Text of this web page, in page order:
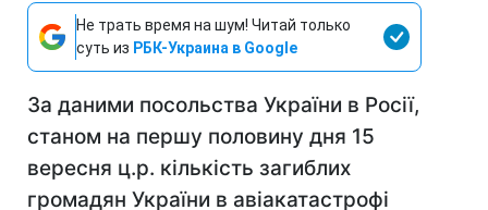
Не трать время на шум! Читай только
суть из РБК-Украина в Google
За даними посольства України в Росії,
станом на першу половину дня 15
вересня ц.р. кількість загиблих
громадян України в авіакатастрофі